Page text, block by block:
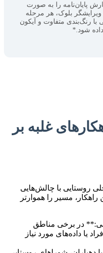
پایان‌نامه را به صورت
بلوک، هر مرحله
رنگ‌بندی متفاوت و آیکون
شود.*
غلبه بر
روستایی با چالش‌هایی
مسیر را هموارتر
در برخی مناطق
یا داده‌های مورد نیاز